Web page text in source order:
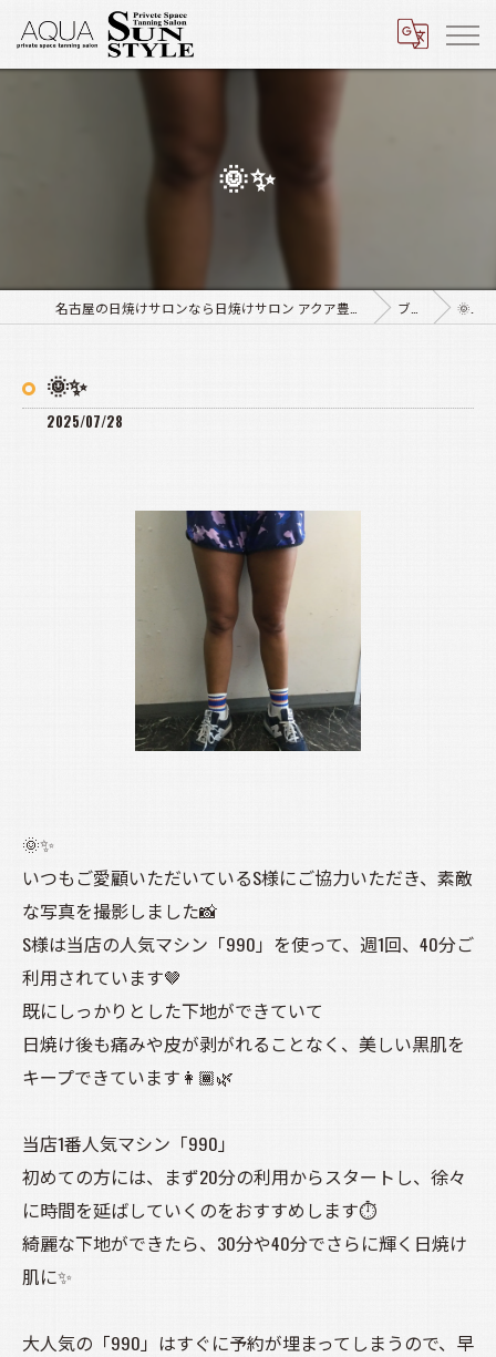
🌞✨
ブログ 🌞✨
🌞✨
2025/07/28
🌞✨
いつもご愛顧いただいているS様にご協力いただき、素敵
な写真を撮影しました📸
S様は当店の人気マシン「990」を使って、週1回、40分ご
利用されています🤎
既にしっかりとした下地ができていて
日焼け後も痛みや皮が剥がれることなく、美しい黒肌を
キープできています👩🏾🌿
当店1番人気マシン「990」
初めての方には、まず20分の利用からスタートし、徐々
に時間を延ばしていくのをおすすめします⏱️
綺麗な下地ができたら、30分や40分でさらに輝く日焼け
肌に✨
大人気の「990」はすぐに予約が埋まってしまうので、早